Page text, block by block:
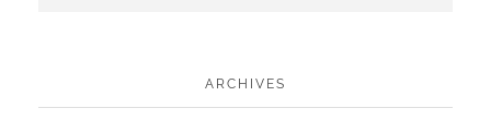
ARCHIVES